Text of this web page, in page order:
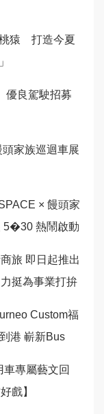
猿 打造今夏
優良駕駛招募
家族巡迴車展
× 饅頭家
5�30 熱鬧啟動
旅 即日起推出
挺為事業打拚
Custom福
港 嶄新Bus
專屬藝文回
戲】